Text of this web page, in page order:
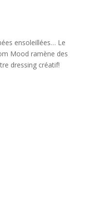
ensoleillées… Le
Mood ramène des
dressing créatif!